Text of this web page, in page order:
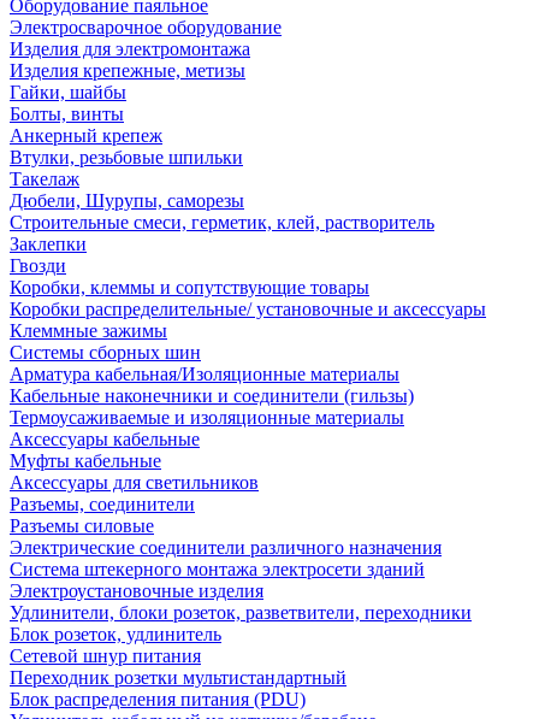
Оборудование паяльное
Электросварочное оборудование
Изделия для электромонтажа
Изделия крепежные, метизы
Гайки, шайбы
Болты, винты
Анкерный крепеж
Втулки, резьбовые шпильки
Такелаж
Дюбели, Шурупы, саморезы
Строительные смеси, герметик, клей, растворитель
Заклепки
Гвозди
Коробки, клеммы и сопутствующие товары
Коробки распределительные/ установочные и аксессуары
Клеммные зажимы
Системы сборных шин
Арматура кабельная/Изоляционные материалы
Кабельные наконечники и соединители (гильзы)
Термоусаживаемые и изоляционные материалы
Аксессуары кабельные
Муфты кабельные
Аксессуары для светильников
Разъемы, соединители
Разъемы силовые
Электрические соединители различного назначения
Система штекерного монтажа электросети зданий
Электроустановочные изделия
Удлинители, блоки розеток, разветвители, переходники
Блок розеток, удлинитель
Сетевой шнур питания
Переходник розетки мультистандартный
Блок распределения питания (PDU)